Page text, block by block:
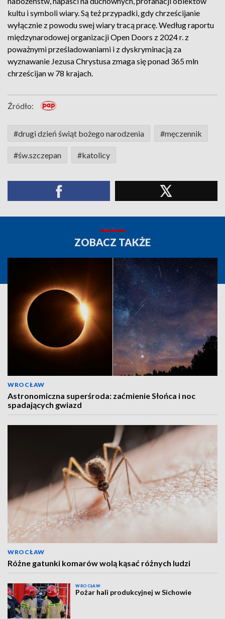
kultu i symboli wiary. Są też przypadki, gdy chrześcijanie
wyłącznie z powodu swej wiary tracą pracę. Według raportu
międzynarodowej organizacji Open Doors z 2024 r. z
poważnymi prześladowaniami i z dyskryminacją za
wyznawanie Jezusa Chrystusa zmaga się ponad 365 mln
chrześcijan w 78 krajach.
Źródło:
#drugi dzień świąt bożego narodzenia #męczennik
#św.szczepan #katolicy
ZOBACZ TAKŻE
WROCŁAW
Astronomiczna superśroda: zaćmienie Słońca i noc
spadających gwiazd
WROCŁAW
Różne gatunki komarów wolą kąsać różnych ludzi
WROCŁAW
Pożar hali produkcyjnej w Sichowie